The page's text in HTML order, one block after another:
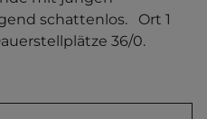
schattenlos.   Ort 1
36/0.